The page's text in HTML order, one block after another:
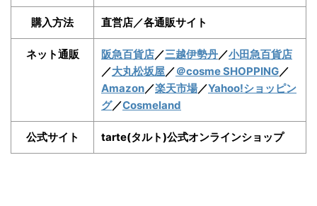
購入方法 直営店／各通販サイト
ネット通販 阪急百貨店／三越伊勢丹／小田急百貨店
／大丸松坂屋／＠cosme SHOPPING／
Amazon／楽天市場／Yahoo!ショッピン
グ／Cosmeland
公式サイト tarte(タルト)公式オンラインショップ